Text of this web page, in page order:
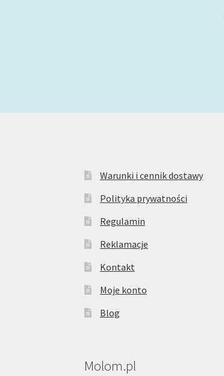
Warunki i cennik dostawy
Polityka prywatności
Regulamin
Reklamacje
Kontakt
Moje konto
Blog
Molom.pl